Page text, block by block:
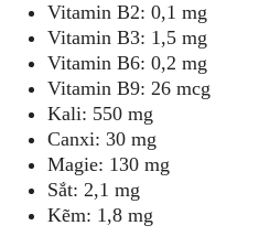
Vitamin B2: 0,1 mg
Vitamin B3: 1,5 mg
Vitamin B6: 0,2 mg
Vitamin B9: 26 mcg
Kali: 550 mg
Canxi: 30 mg
Magie: 130 mg
Sắt: 2,1 mg
Kẽm: 1,8 mg